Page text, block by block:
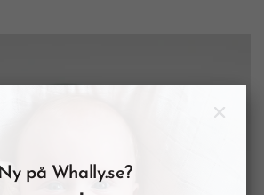
Ny på Whally.se?